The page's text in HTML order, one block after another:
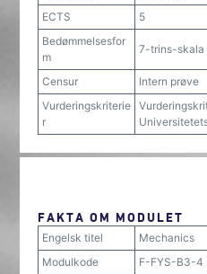
ECTS
5
Bedømmelsesfor
m
7-trins-skala
Censur
Intern prøve
Vurderingskriterie
r
FAKTA OM MODULET
Engelsk titel
Mechanics
Modulkode
F-FYS-B3-4